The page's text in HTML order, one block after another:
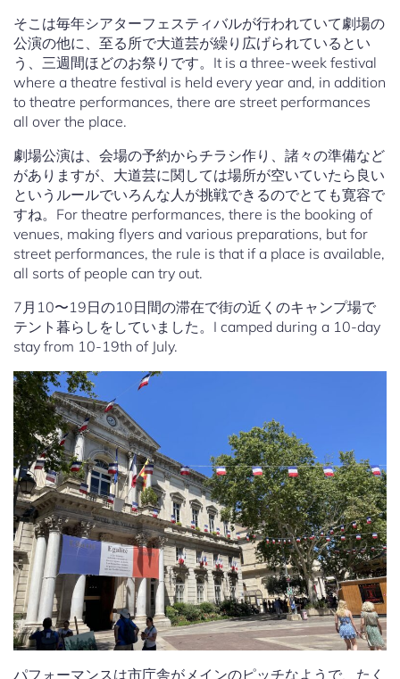
そこは毎年シアターフェスティバルが行われていて劇場の
公演の他に、至る所で大道芸が繰り広げられているとい
う、三週間ほどのお祭りです。It is a three-week festival
where a theatre festival is held every year and, in addition
to theatre performances, there are street performances
all over the place.
劇場公演は、会場の予約からチラシ作り、諸々の準備など
がありますが、大道芸に関しては場所が空いていたら良い
というルールでいろんな人が挑戦できるのでとても寛容で
すね。For theatre performances, there is the booking of
venues, making flyers and various preparations, but for
street performances, the rule is that if a place is available,
all sorts of people can try out.
7月10〜19日の10日間の滞在で街の近くのキャンプ場で
テント暮らしをしていました。I camped during a 10-day
stay from 10-19th of July.
パフォーマンスは市庁舎がメインのピッチなようで、たく